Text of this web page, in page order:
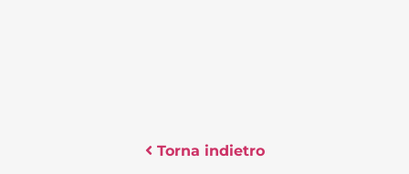
Torna indietro